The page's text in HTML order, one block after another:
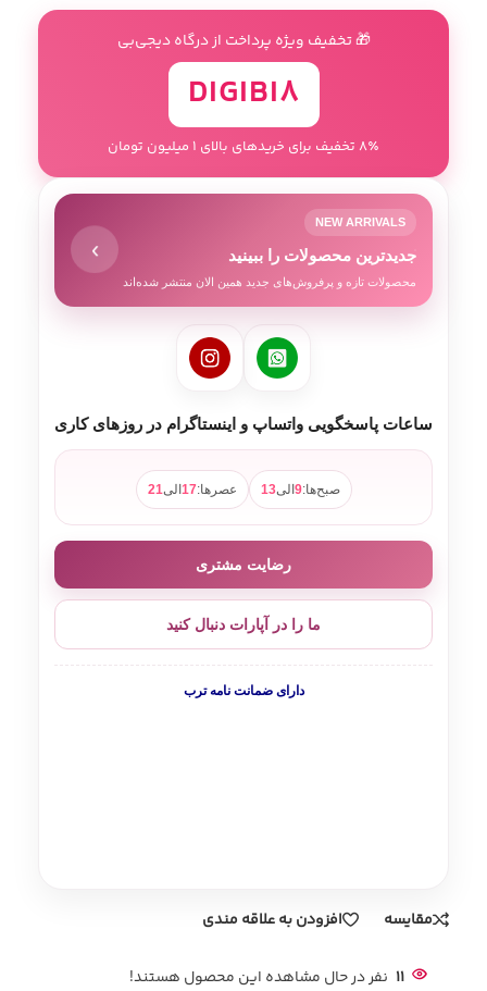
🎁 تخفیف ویژه پرداخت از درگاه دیجی‌بی
DIGIBI8
8٪ تخفیف برای خریدهای بالای 1 میلیون تومان
NEW ARRIVALS
جدیدترین محصولات را ببینید
محصولات تازه و پرفروش‌های جدید همین الان منتشر شده‌اند
›
ساعات پاسخگویی واتساپ و اینستاگرام در روزهای کاری
صبح‌ها:9 الی13 عصرها:17 الی21
رضایت مشتری
ما را در آپارات دنبال کنید
دارای ضمانت نامه ترب
مقایسه افزودن به علاقه مندی
11 نفر در حال مشاهده این محصول هستند!